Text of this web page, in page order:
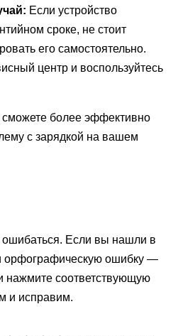
Если устройство
сроке, не стоит
его самостоятельно.
центр и воспользуйтесь
более эффективно
с зарядкой на вашем
Если вы нашли в
орфографическую ошибку —
нажмите соответствующую
и исправим.